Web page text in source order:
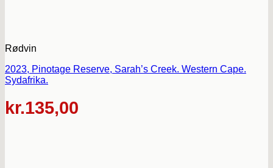
Rødvin
2023, Pinotage Reserve, Sarah’s Creek. Western Cape.
Sydafrika.
kr.135,00